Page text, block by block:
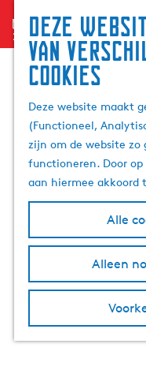
Deze
van
cookies
Deze website maakt
(Functioneel,
zijn om de website
functioneren. Door
aan hiermee akkoord
Alle
Alleen
menu
G
a
n
a
a
r
d
e
h
o
e
a